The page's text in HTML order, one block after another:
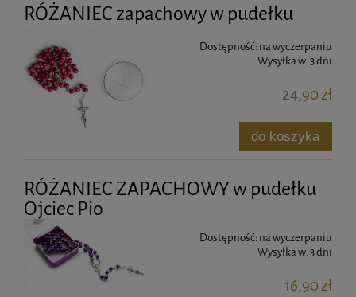
RÓŻANIEC zapachowy w pudełku
Dostępność: na wyczerpaniu
Wysyłka w:3 dni
24,90 zł
do koszyka
RÓŻANIEC ZAPACHOWY w pudełku
Ojciec Pio
Dostępność: na wyczerpaniu
Wysyłka w:3 dni
16,90 zł